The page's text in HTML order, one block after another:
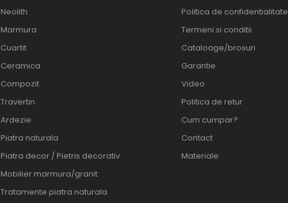
Neolith
Marmura
Cuartit
Ceramica
Compozit
Travertin
Ardezie
Piatra naturala
Piatra decor / Pietris decorativ
Mobilier marmura/granit
Tratamente piatra naturala
Politica de confidentialitate
Termeni si conditii
Cataloage/brosuri
Garantie
Video
Politica de retur
Cum cumpar?
Contact
Materiale